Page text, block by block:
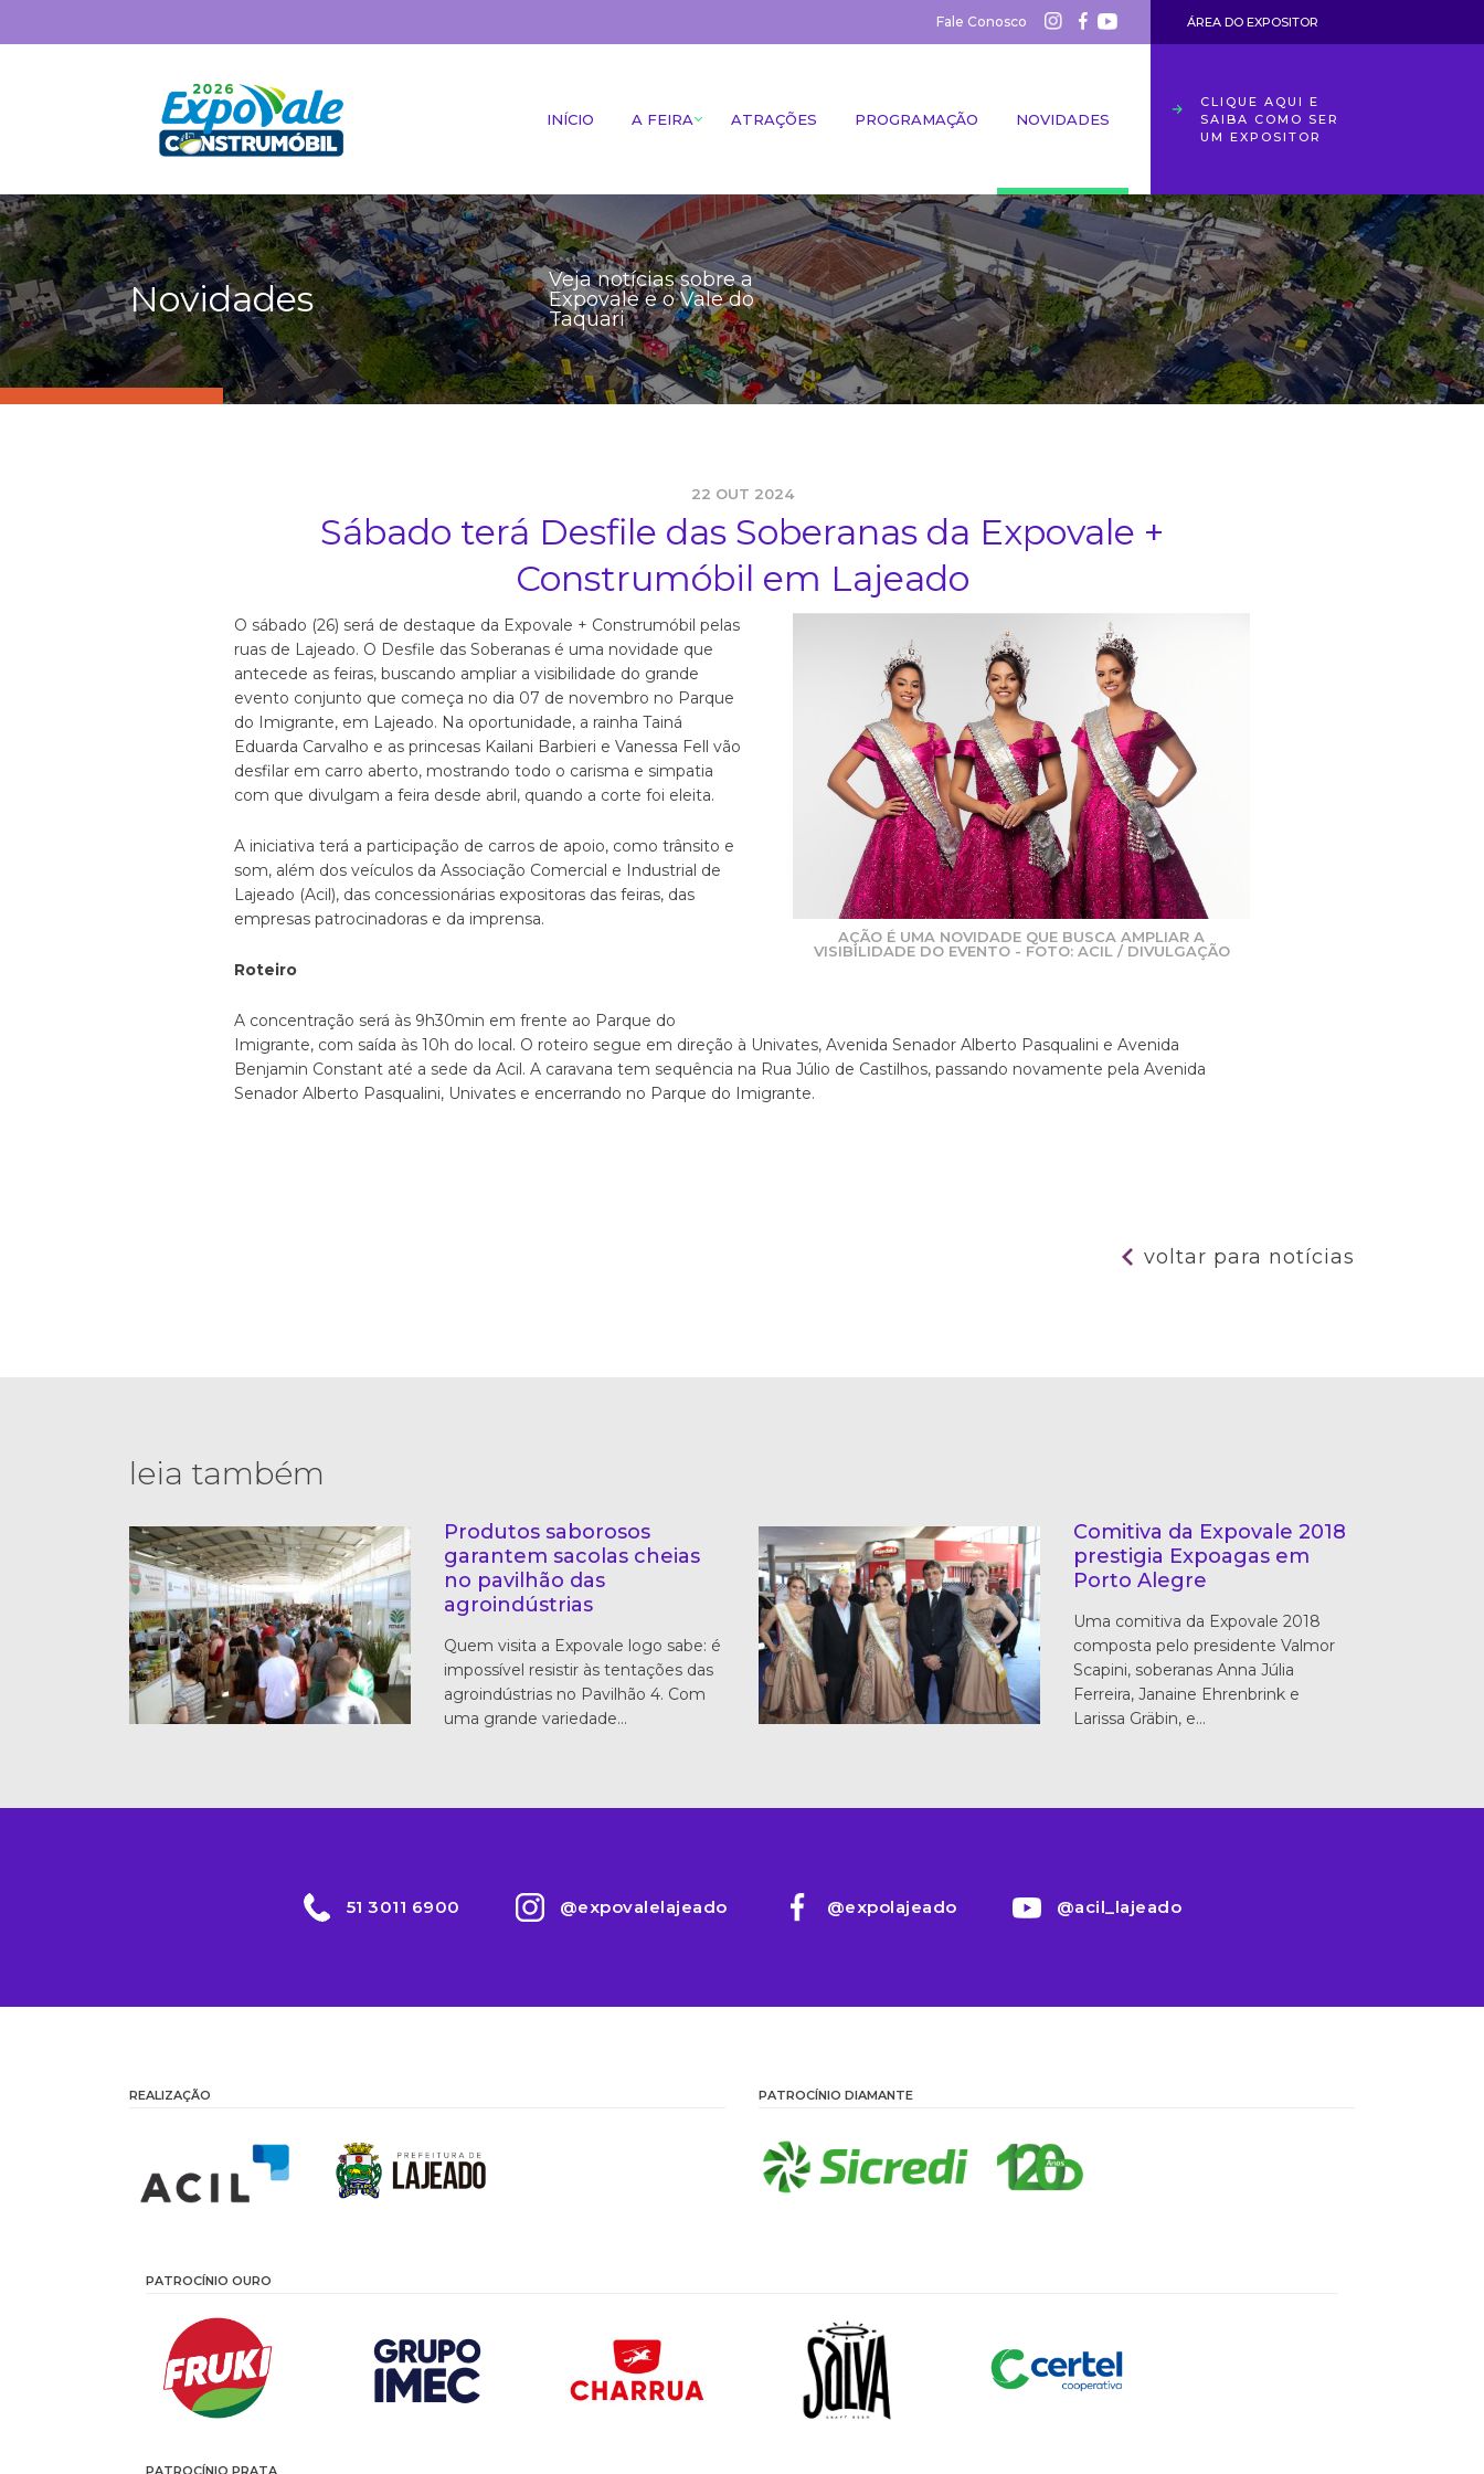
Fale Conosco ÁREA DO EXPOSITOR
INÍCIO A FEIRA ATRAÇÕES PROGRAMAÇÃO NOVIDADES
CLIQUE AQUI E
SAIBA COMO SER
UM EXPOSITOR
Novidades
Veja notícias sobre a
Expovale e o Vale do
Taquari
22 OUT 2024
Sábado terá Desfile das Soberanas da Expovale +
Construmóbil em Lajeado
AÇÃO É UMA NOVIDADE QUE BUSCA AMPLIAR A
VISIBILIDADE DO EVENTO - FOTO: ACIL / DIVULGAÇÃO
O sábado (26) será de destaque da Expovale + Construmóbil pelas
ruas de Lajeado. O Desfile das Soberanas é uma novidade que
antecede as feiras, buscando ampliar a visibilidade do grande
evento conjunto que começa no dia 07 de novembro no Parque
do Imigrante, em Lajeado. Na oportunidade, a rainha Tainá
Eduarda Carvalho e as princesas Kailani Barbieri e Vanessa Fell vão
desfilar em carro aberto, mostrando todo o carisma e simpatia
com que divulgam a feira desde abril, quando a corte foi eleita.
A iniciativa terá a participação de carros de apoio, como trânsito e
som, além dos veículos da Associação Comercial e Industrial de
Lajeado (Acil), das concessionárias expositoras das feiras, das
empresas patrocinadoras e da imprensa.
Roteiro
A concentração será às 9h30min em frente ao Parque do
Imigrante, com saída às 10h do local. O roteiro segue em direção à Univates, Avenida Senador Alberto Pasqualini e Avenida
Benjamin Constant até a sede da Acil. A caravana tem sequência na Rua Júlio de Castilhos, passando novamente pela Avenida
Senador Alberto Pasqualini, Univates e encerrando no Parque do Imigrante.
voltar para notícias
leia também
Produtos saborosos
garantem sacolas cheias
no pavilhão das
agroindústrias
Quem visita a Expovale logo sabe: é
impossível resistir às tentações das
agroindústrias no Pavilhão 4. Com
uma grande variedade…
Comitiva da Expovale 2018
prestigia Expoagas em
Porto Alegre
Uma comitiva da Expovale 2018
composta pelo presidente Valmor
Scapini, soberanas Anna Júlia
Ferreira, Janaine Ehrenbrink e
Larissa Gräbin, e…
51 3011 6900 @expovalelajeado @expolajeado @acil_lajeado
REALIZAÇÃO PATROCÍNIO DIAMANTE
PATROCÍNIO OURO